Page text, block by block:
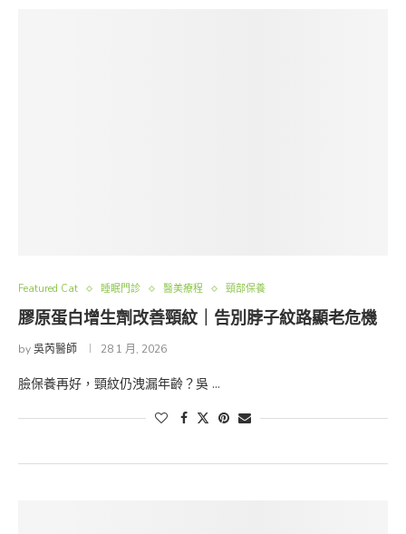
Featured Cat 睡眠門診 醫美療程 頸部保養
膠原蛋白增生劑改善頸紋｜告別脖子紋路顯老危機
by吳芮醫師 28 1 月, 2026
臉保養再好，頸紋仍洩漏年齡？吳 …